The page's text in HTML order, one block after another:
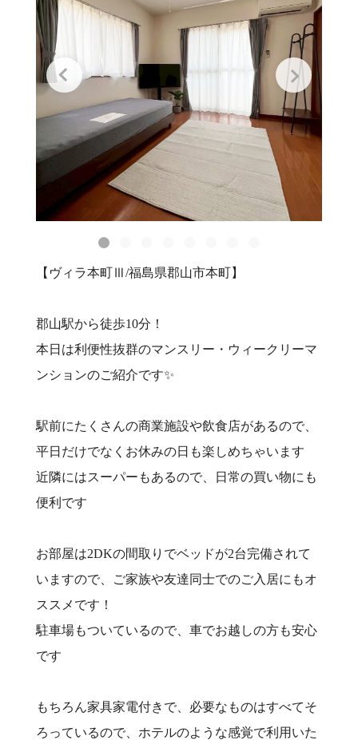
【ヴィラ本町Ⅲ/福島県郡山市本町】
郡山駅から徒歩10分！
本日は利便性抜群のマンスリー・ウィークリーマ
ンションのご紹介です✨
駅前にたくさんの商業施設や飲食店があるので、
平日だけでなくお休みの日も楽しめちゃいます
近隣にはスーパーもあるので、日常の買い物にも
便利です
お部屋は2DKの間取りでベッドが2台完備されて
いますので、ご家族や友達同士でのご入居にもオ
ススメです！
駐車場もついているので、車でお越しの方も安心
です
もちろん家具家電付きで、必要なものはすべてそ
ろっているので、ホテルのような感覚で利用いた